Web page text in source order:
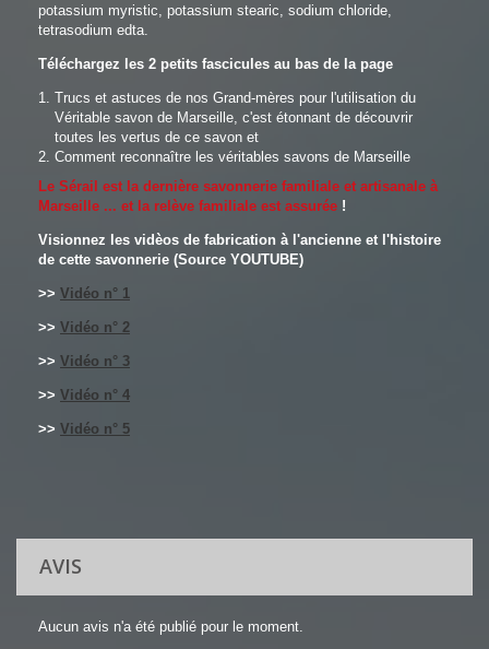
potassium myristic, potassium stearic, sodium chloride,
tetrasodium edta.
Téléchargez les 2 petits fascicules au bas de la page
Trucs et astuces de nos Grand-mères pour l'utilisation du
Véritable savon de Marseille, c'est étonnant de découvrir
toutes les vertus de ce savon et
Comment reconnaître les véritables savons de Marseille
Le Sérail est la dernière savonnerie familiale et artisanale à
Marseille ... et la relève familiale est assurée !
Visionnez les vidèos de fabrication à l'ancienne et l'histoire
de cette savonnerie (Source YOUTUBE)
>> Vidéo n° 1
>> Vidéo n° 2
>> Vidéo n° 3
>> Vidéo n° 4
>> Vidéo n° 5
AVIS
Aucun avis n'a été publié pour le moment.